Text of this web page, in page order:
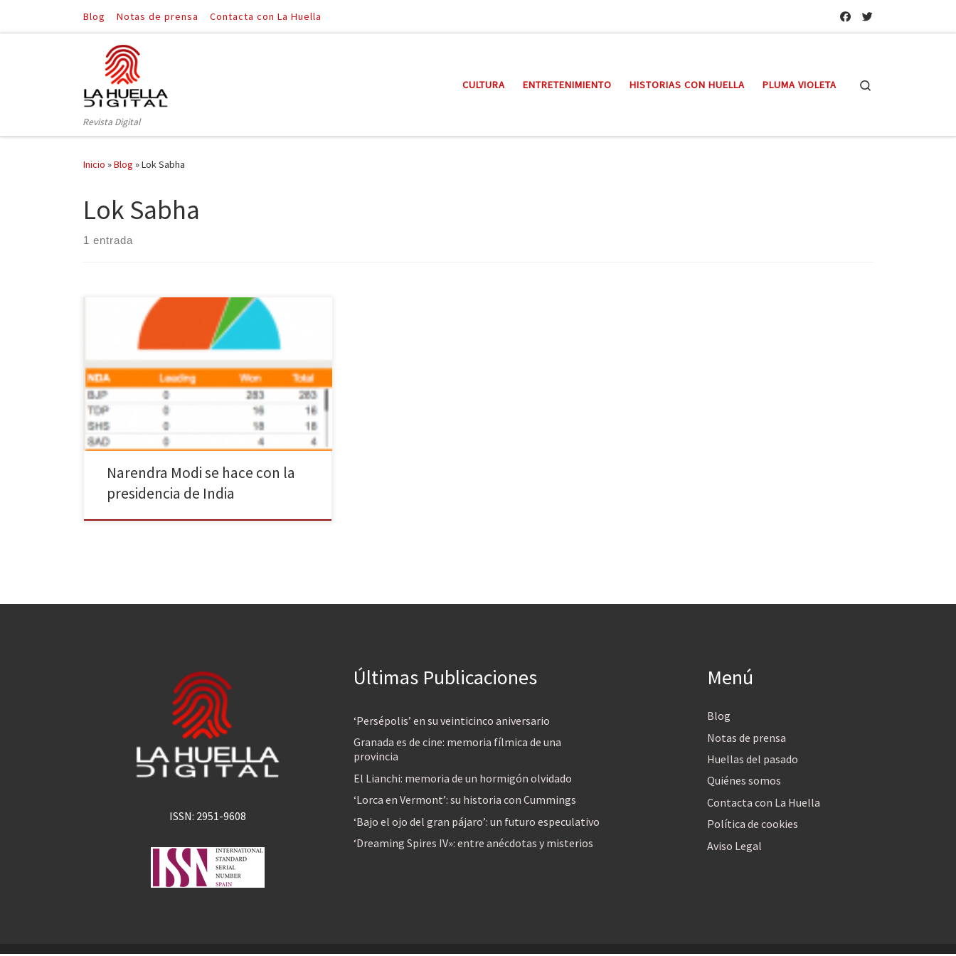
Saltar al contenido
Blog Notas de prensa Contacta con La Huella
Revista Digital
CULTURA ENTRETENIMIENTO HISTORIAS CON HUELLA PLUMA VIOLETA
Inicio »Blog »Lok Sabha
Lok Sabha
1 entrada
Según los primeros datos difundidos por el diario The
Times of India, el Partido Popular Indio (BJP) ha
obtenido 283 escaños en las elecciones generales,
por lo que su candidato, Narenda Modi será el
próximo primer ministro. Muy por debajo se sitúa el
Congreso Nacional Indio (INC por sus siglas […]
Narendra Modi se hace con la
presidencia de India
ISSN: 2951-9608
Últimas Publicaciones
‘Persépolis’ en su veinticinco aniversario
Granada es de cine: memoria fílmica de una
provincia
El Lianchi: memoria de un hormigón olvidado
‘Lorca en Vermont’: su historia con Cummings
‘Bajo el ojo del gran pájaro’: un futuro especulativo
‘Dreaming Spires IV»: entre anécdotas y misterios
Menú
Blog
Notas de prensa
Huellas del pasado
Quiénes somos
Contacta con La Huella
Política de cookies
Aviso Legal